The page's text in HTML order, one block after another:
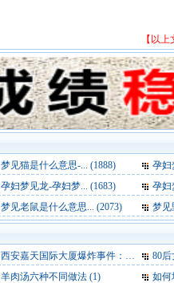
【以
梦见猫是什么意思-... (1888)
孕妇
孕妇梦见龙-孕妇梦... (1683)
孕妇
梦见老鼠是什么意思... (2073) 梦见
西安嘉天国际大厦爆炸事件：基本确定为液化气爆炸 (2)
80后女
羊肉汤六种不同做法 (1)
如何